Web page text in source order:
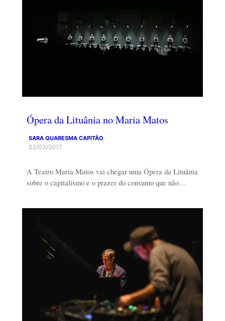
Ópera da Lituânia no Maria Matos
SARA QUARESMA CAPITÃO
02/03/2017
A Teatro Maria Matos vai chegar uma Ópera da Lituânia
sobre o capitalismo e o prazer do consumo que não…